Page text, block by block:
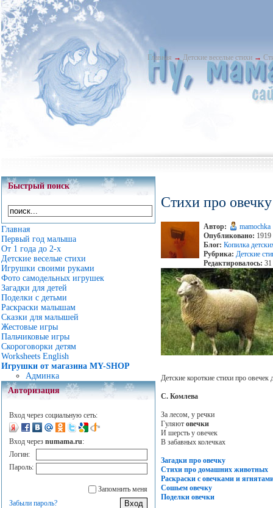
Главная → Детские веселые стихи →
Быстрый поиск
Главная
Первый год малыша
От 1 года до 2-х
Детские веселые стихи
Игрушки своими руками
Фото самодельных игрушек
Загадки для детей
Поделки с детьми
Раскраски малышам
Сказки для малышей
Жестовые игры
Пальчиковые игры
Скороговорки детям
Worksheets English
Игрушки от магазина MY-SHOP
Админка
Авторизация
Вход через социальную сеть:
Вход через numama.ru:
Логин:
Пароль:
Запомнить меня
Забыли пароль?
Стихи про овечку
Автор:
mamochka
Опубликовано: 1919
Блог: Копилка
Рубрика: Детские
Редактировалось:
Детские короткие стихи про
С. Комлева
За лесом, у речки
Гуляют овечки
И шерсть у овечек
В забавных колечках
Загадки про овечку
Стихи про домашних животных
Раскраски с овечками и
Сошьем овечку
Поделки овечки